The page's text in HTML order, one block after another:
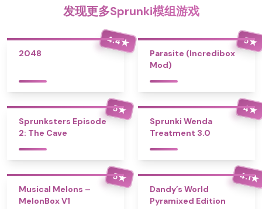
发现更多Sprunki模组游戏
4.4★
2048
5★
Parasite (Incredibox
Mod)
5★
Sprunksters Episode
2: The Cave
4★
Sprunki Wenda
Treatment 3.0
5★
Musical Melons –
MelonBox V1
4.1★
Dandy’s World
Pyramixed Edition